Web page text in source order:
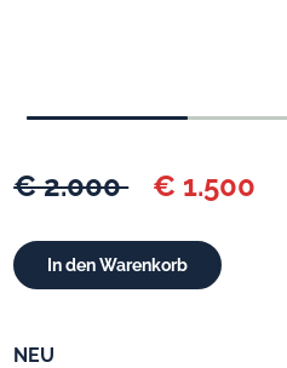
€ 2.000 € 1.500
NEU